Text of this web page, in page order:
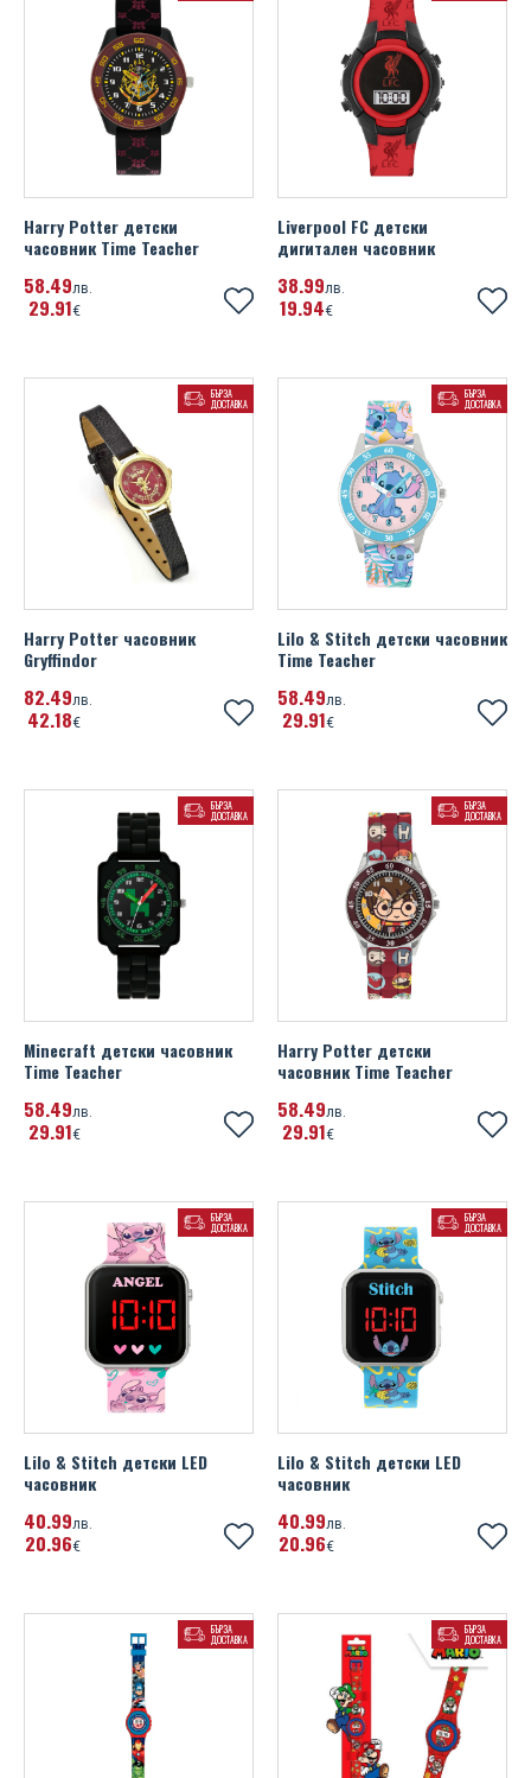
Harry Potter детски
часовник Time Teacher
58 49лв.
29 91€
Liverpool FC детски
дигитален часовник
38 99лв.
19 94€
БЪРЗА
ДОСТАВКА
Harry Potter часовник
Gryffindor
82 49лв.
42 18€
БЪРЗА
ДОСТАВКА
Lilo & Stitch детски часовник
Time Teacher
58 49лв.
29 91€
БЪРЗА
ДОСТАВКА
Minecraft детски часовник
Time Teacher
58 49лв.
29 91€
БЪРЗА
ДОСТАВКА
Harry Potter детски
часовник Time Teacher
58 49лв.
29 91€
БЪРЗА
ДОСТАВКА
Lilo & Stitch детски LED
часовник
40 99лв.
20 96€
БЪРЗА
ДОСТАВКА
Lilo & Stitch детски LED
часовник
40 99лв.
20 96€
БЪРЗА
ДОСТАВКА
БЪРЗА
ДОСТАВКА